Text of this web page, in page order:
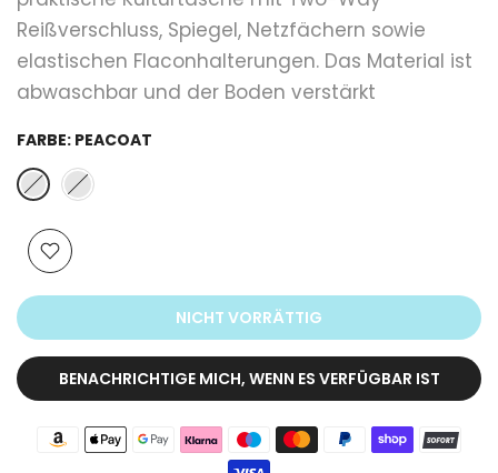
Reißverschluss, Spiegel, Netzfächern sowie
elastischen Flaconhalterungen. Das Material ist
abwaschbar und der Boden verstärkt
FARBE: PEACOAT
NICHT VORRÄTTIG
BENACHRICHTIGE MICH, WENN ES VERFÜGBAR IST